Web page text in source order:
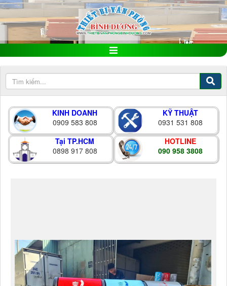
KINH DOANH
0909 583 808
KỸ THUẬT
0931 531 808
Tại TP.HCM
0898 917 808
HOTLINE
090 958 3808